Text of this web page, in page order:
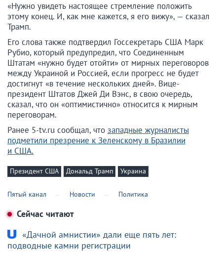
«Нужно увидеть настоящее стремление положить
этому конец. И, как мне кажется, я его вижу», — сказал
Трамп.
Его слова также подтвердил Госсекретарь США Марк
Рубио, который предупредил, что Соединенным
Штатам «нужно будет отойти» от мирных переговоров
между Украиной и Россией, если прогресс не будет
достигнут «в течение нескольких дней». Вице-
президент Штатов Джей Ди Вэнс, в свою очередь,
сказал, что он «оптимистично» относится к мирным
переговорам.
Ранее 5-tv.ru сообщал, что западные журналисты
подметили презрение к Зеленскому в Бразилии
и США.
Президент США Дональд Трамп Украина
Пятый канал Новости Политика
Сейчас читают
«Дачной амнистии» дали еще пять лет:
подводные камни регистрации